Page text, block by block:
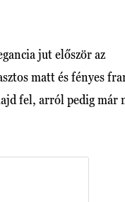
jut először az
matt és fényes
fel, arról pedig már